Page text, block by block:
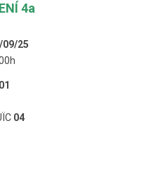
4a
09/25
01
04